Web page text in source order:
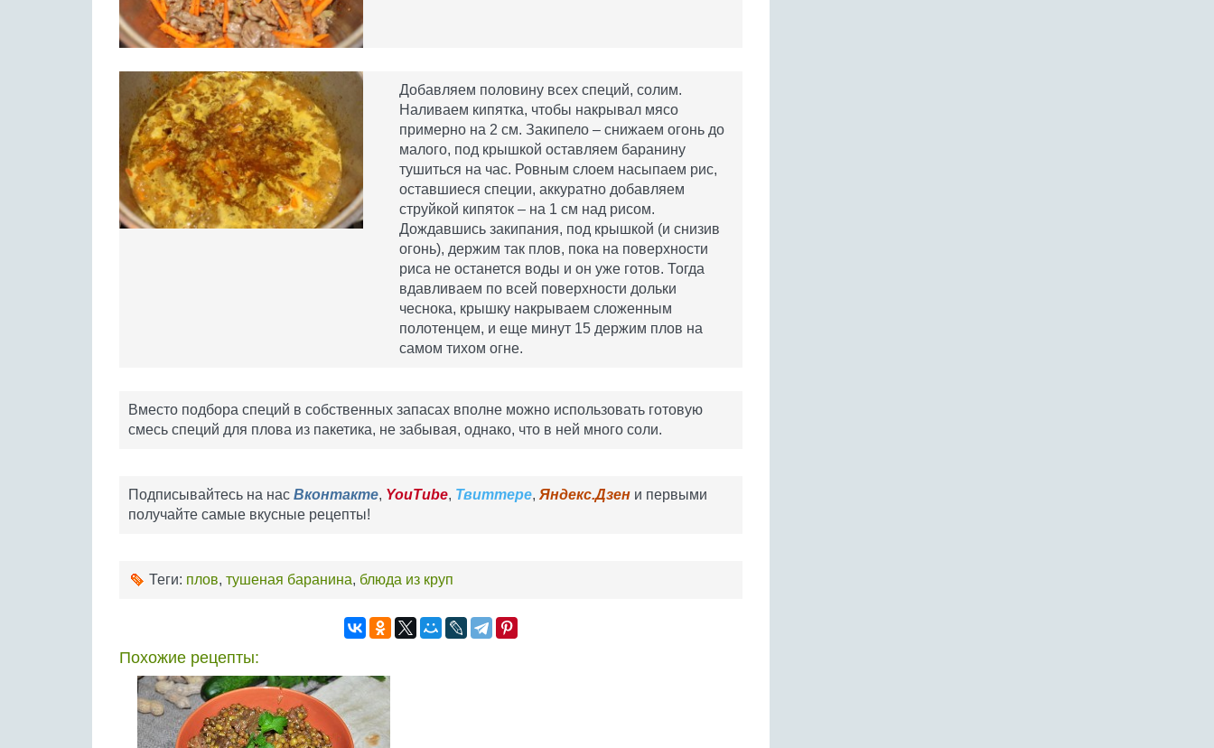
Добавляем половину всех специй, солим.
Наливаем кипятка, чтобы накрывал мясо
примерно на 2 см. Закипело – снижаем огонь до
малого, под крышкой оставляем баранину
тушиться на час. Ровным слоем насыпаем рис,
оставшиеся специи, аккуратно добавляем
струйкой кипяток – на 1 см над рисом.
Дождавшись закипания, под крышкой (и снизив
огонь), держим так плов, пока на поверхности
риса не останется воды и он уже готов. Тогда
вдавливаем по всей поверхности дольки
чеснока, крышку накрываем сложенным
полотенцем, и еще минут 15 держим плов на
самом тихом огне.
Вместо подбора специй в собственных запасах вполне можно использовать готовую
смесь специй для плова из пакетика, не забывая, однако, что в ней много соли.
Подписывайтесь на нас Вконтакте, YouTube, Твиттере, Яндекс.Дзен и первыми
получайте самые вкусные рецепты!
Теги: плов, тушеная баранина, блюда из круп
Похожие рецепты: